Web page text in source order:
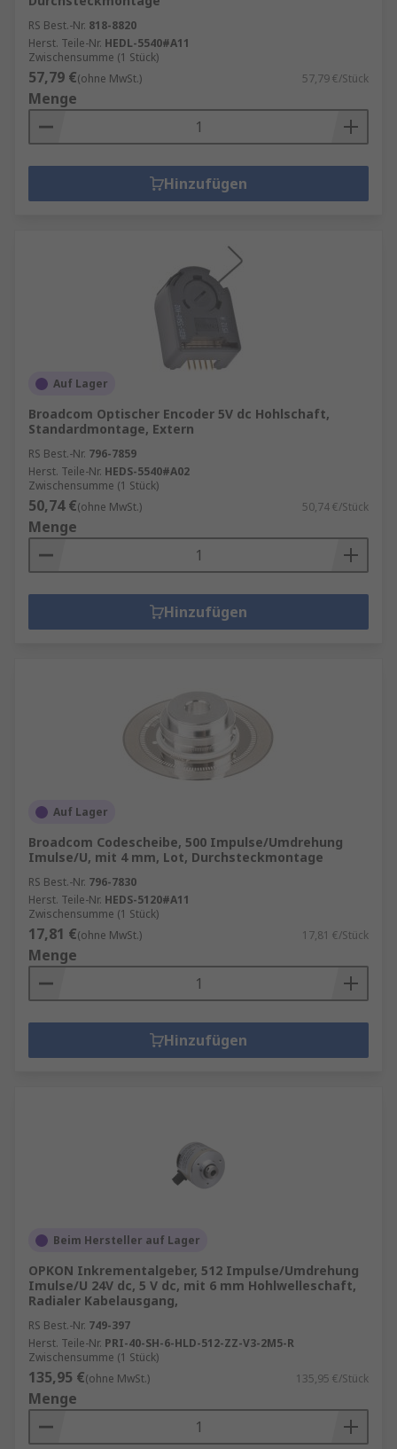
RS Best.-Nr. 818-8820
Herst. Teile-Nr. HEDL-5540#A11
Zwischensumme (1 Stück)
57,79 €(ohne MwSt.) 57,79 €/Stück
Menge
Hinzufügen
Auf Lager
Broadcom Optischer Encoder 5V dc Hohlschaft,
Standardmontage, Extern
RS Best.-Nr. 796-7859
Herst. Teile-Nr. HEDS-5540#A02
Zwischensumme (1 Stück)
50,74 €(ohne MwSt.) 50,74 €/Stück
Menge
Hinzufügen
Auf Lager
Broadcom Codescheibe, 500 Impulse/Umdrehung
Imulse/U, mit 4 mm, Lot, Durchsteckmontage
RS Best.-Nr. 796-7830
Herst. Teile-Nr. HEDS-5120#A11
Zwischensumme (1 Stück)
17,81 €(ohne MwSt.) 17,81 €/Stück
Menge
Hinzufügen
Beim Hersteller auf Lager
OPKON Inkrementalgeber, 512 Impulse/Umdrehung
Imulse/U 24V dc, 5 V dc, mit 6 mm Hohlwelleschaft,
Radialer Kabelausgang,
RS Best.-Nr. 749-397
Herst. Teile-Nr. PRI-40-SH-6-HLD-512-ZZ-V3-2M5-R
Zwischensumme (1 Stück)
135,95 €(ohne MwSt.) 135,95 €/Stück
Menge